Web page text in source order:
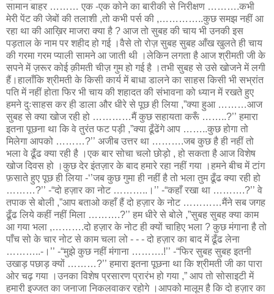
सामान बाहर ……… एक -एक कोने का बारीकी से निरीक्षण ……….कभी
मेरी पेंट की जेबों की तलाशी ,तो कभी पर्स की ,…………..कुछ समझ नहीं आ
रहा था की आख़िर माजरा क्या है ? आज तो सुबह की चाय भी उनकी इस
पड़ताल के नाम पर शहीद हो गई ।वैसे तो रोज़ सुबह सुबह आँख खुलते ही चाय
की गरमा गरम प्याली सामने आ जाती थी ।लेकिन लगता है आज श्रीमती जी के
सपने में ज़रूर कोई क़ीमती चीज़ गुम हो गई है ।तभी सुबह से उसे खोजने में लगी
हैं।हालाँकि श्रीमती के किसी कार्य में बाधा डालने का साहस किसी भी सभ्रांत
पति में नहीं होता फिर भी चाय की शहादत की संभावना को ध्यान में रखते हुए
हमने दुःसाहस कर ही डाला और धीरे से पूछ ही लिया ,”क्या हुआ ………आज
सुबह से क्या खोज रही हो …………मैं कुछ सहायता करूँ ……..?’’ हमारा
इतना पूछना था कि वे तुरंत फट पड़ी ,”क्या ढूँढेंगे आप ……..कुछ होगा तो
मिलेगा आपको ………?’’ अजीब उत्तर था ……….जब कुछ है ही नहीं तो
भला वे ढूँढ क्या रही है ।एक बार सोचा चलो छोड़ो , हो सकता है आज विशेष
खोज दिवस हो ।कुछ देर इंतज़ार के बाद हमारे रहा नहीं गया ।हमने बीच में टांग
फ़साते हुए पूछ ही लिया -‘’जब कुछ गुमा ही नहीं है तो भला तुम ढूँढ क्या रही हो
………?’’ -“दो हज़ार का नोट ………..।’’ -“कहाँ रखा था ……….?’’ वे
तपाक से बोली ,”आप बताओ कहाँ हैं दो हज़ार के नोट …………मैंने सब जगह
ढूँढ लिये कहीं नहीं मिला ……….?’’ हम धीरे से बोले ,”सुबह सुबह क्या काम
आ गया भला ,……….दो हज़ार के नोट ही क्यों चाहिए भला ? कुछ मंगाना है तो
पाँच सो के चार नोट से काम चला लो - - - दो हज़ार का बाद में ढूँढ लेना
………..-।’’ -“मुझे कुछ नहीं मंगाना ……….!’’ -“फिर सुबह सुबह इतनी
उखाड़ पछाड़ क्यों ………?’’ हमारा इतना पूछना था कि श्रीमती जी का पारा
ओर चढ़ गया ।उनका विशेष प्रसारण प्रारंभ हो गया ,” आप तो सोसाइटी में
हमारी इज्जत का जनाजा निकलवाकर रहोगे ।आपको मालूम है कि दो हज़ार का